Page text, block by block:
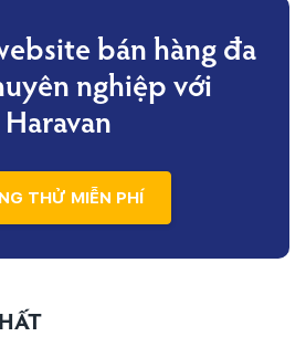
bán hàng đa
nghiệp với
Haravan
THỬ MIỄN PHÍ